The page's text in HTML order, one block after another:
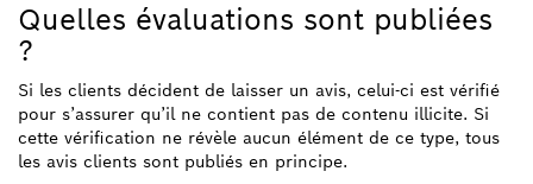
Quelles évaluations sont publiées
?
Si les clients décident de laisser un avis, celui-ci est vérifié
pour s’assurer qu’il ne contient pas de contenu illicite. Si
cette vérification ne révèle aucun élément de ce type, tous
les avis clients sont publiés en principe.